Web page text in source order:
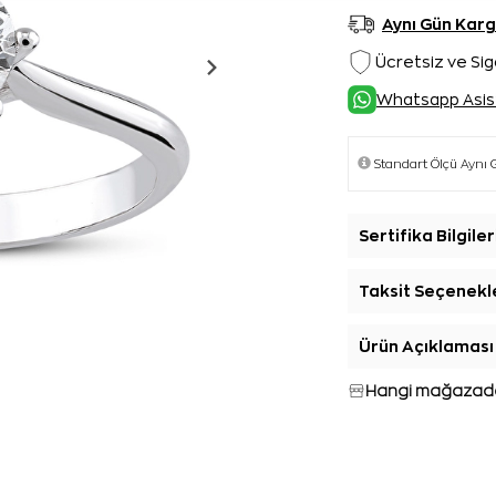
Aynı Gün
Ücretsiz ve
Whatsapp
Sertifika
Taksit
Ürün Açıklaması
Hangi